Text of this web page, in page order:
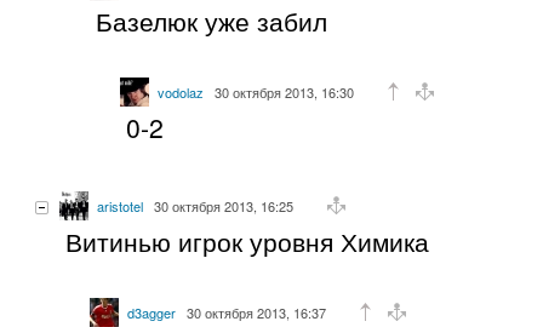
Базелюк уже забил
vodolaz 30 октября 2013, 16:30
0-2
aristotel 30 октября 2013, 16:25
Витинью игрок уровня Химика
d3agger 30 октября 2013, 16:37